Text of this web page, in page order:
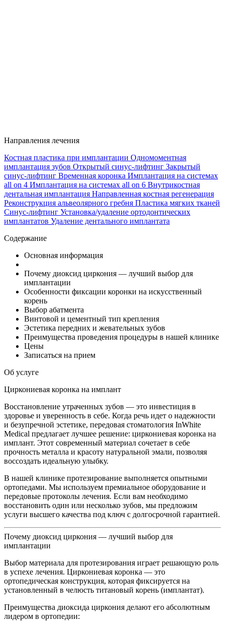
Направления лечения
Костная пластика при имплантации Одномоментная
имплантация зубов Открытый синус-лифтинг Закрытый
синус-лифтинг Временная коронка Имплантация на системах
all on 4 Имплантация на системах all on 6 Внутрикостная
дентальная имплантация Направленная костная регенерация
Реконструкция альвеолярного гребня Пластика мягких тканей
Синус-лифтинг Установка/удаление ортодонтических
имплантатов Удаление дентального имплантата
Содержание
Основная информация
Почему диоксид циркония — лучший выбор для
имплантации
Особенности фиксации коронки на искусственный
корень
Выбор абатмента
Винтовой и цементный тип крепления
Эстетика передних и жевательных зубов
Преимущества проведения процедуры в нашей клинике
Цены
Записаться на прием
Об услуге
Циркониевая коронка на имплант
Восстановление утраченных зубов — это инвестиция в
здоровье и уверенность в себе. Когда речь идет о надежности
и безупречной эстетике, передовая стоматология InWhite
Medical предлагает лучшее решение: циркониевая коронка на
имплант. Этот современный материал сочетает в себе
прочность металла и красоту натуральной эмали, позволяя
воссоздать идеальную улыбку.
В нашей клинике протезирование выполняется опытными
ортопедами. Мы используем премиальное оборудование и
передовые протоколы лечения. Если вам необходимо
восстановить один или несколько зубов, мы предложим
услуги высшего качества под ключ с долгосрочной гарантией.
Почему диоксид циркония — лучший выбор для
имплантации
Выбор материала для протезирования играет решающую роль
в успехе лечения. Циркониевая коронка — это
ортопедическая конструкция, которая фиксируется на
установленный в челюсть титановый корень (имплантат).
Преимущества диоксида циркония делают его абсолютным
лидером в ортопедии: